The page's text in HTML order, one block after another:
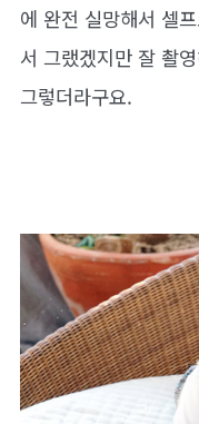
에 완전 실망해서 셀
서 그랬겠지만 잘 촬
그렇더라구요.